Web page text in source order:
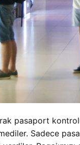
pasaport
Sadece